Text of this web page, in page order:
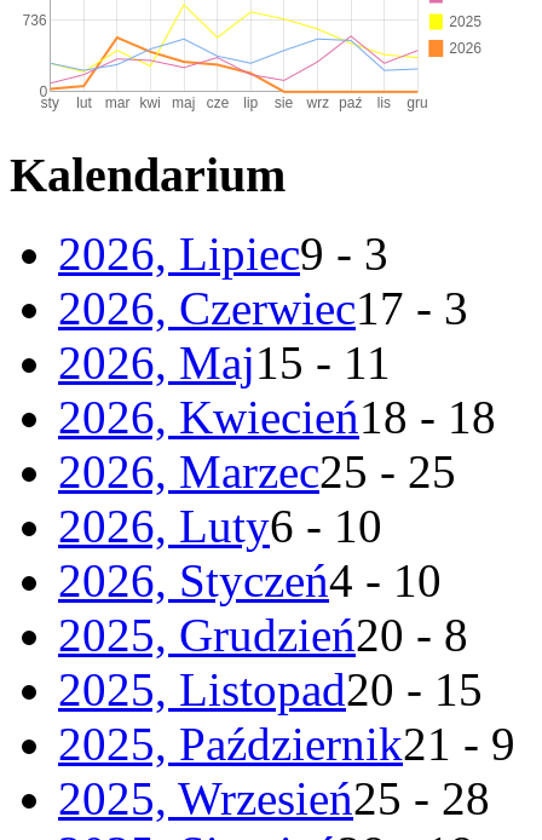
Kalendarium
2026, Lipiec9 - 3
2026, Czerwiec17 - 3
2026, Maj15 - 11
2026, Kwiecień18 - 18
2026, Marzec25 - 25
2026, Luty6 - 10
2026, Styczeń4 - 10
2025, Grudzień20 - 8
2025, Listopad20 - 15
2025, Październik21 - 9
2025, Wrzesień25 - 28